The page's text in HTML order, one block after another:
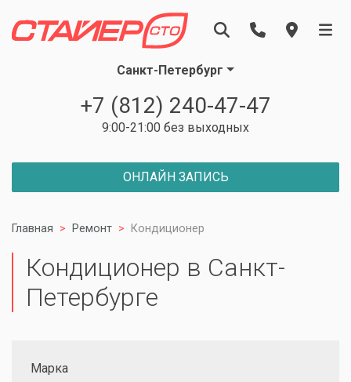
Санкт-Петербург
+7 (812) 240-47-47
9:00-21:00 без выходных
ОНЛАЙН ЗАПИСЬ
Главная Ремонт Кондиционер
Кондиционер в Санкт-
Петербурге
Марка